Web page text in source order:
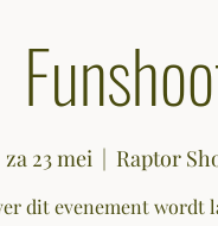
za 23 mei
  |
Raptor
dit evenement wordt